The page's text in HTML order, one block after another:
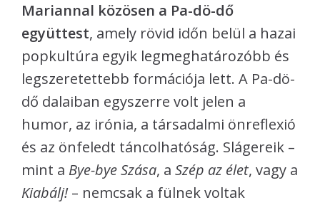
Mariannal közösen a Pa-dö-dő
együttest, amely rövid időn belül a hazai
popkultúra egyik legmeghatározóbb és
legszeretettebb formációja lett. A Pa-dö-
dő dalaiban egyszerre volt jelen a
humor, az irónia, a társadalmi önreflexió
és az önfeledt táncolhatóság. Slágereik –
mint a Bye-bye Szása, a Szép az élet, vagy a
Kiabálj!– nemcsak a fülnek voltak